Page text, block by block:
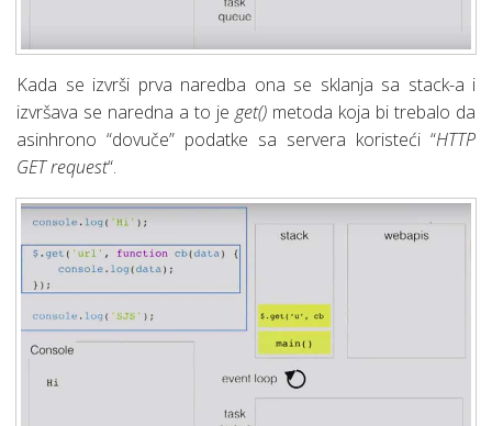
Kada se izvrši prva naredba ona se sklanja sa stack-a i
izvršava se naredna a to jeget() metoda koja bi trebalo da
asinhrono “dovuče” podatke sa servera koristeći “HTTP
GET request“.